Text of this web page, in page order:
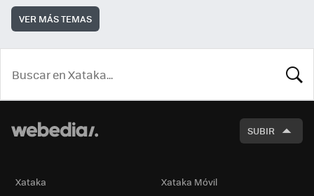
VER MÁS TEMAS
SUBIR
Xataka Xataka Móvil